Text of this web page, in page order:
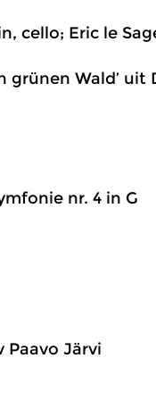
cello; Eric le
Wald’ uit
nr. 4 in G
Järvi